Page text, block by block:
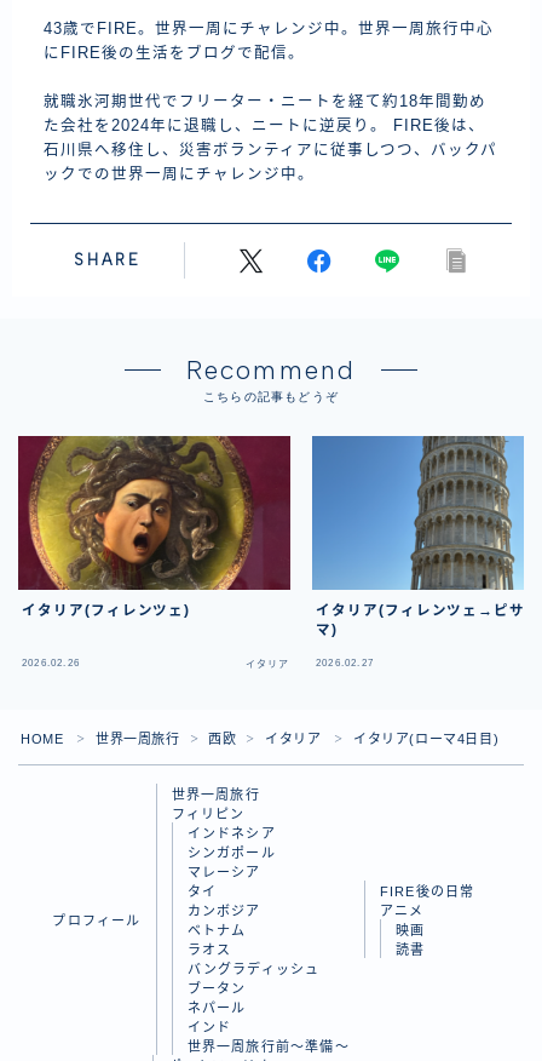
Follow Me
43歳でFIRE。世界一周にチャレンジ中。世界一周旅行中心
にFIRE後の生活をブログで配信。
就職氷河期世代でフリーター・ニートを経て約18年間勤め
た会社を2024年に退職し、ニートに逆戻り。 FIRE後は、
石川県へ移住し、災害ボランティアに従事しつつ、バックパ
ックでの世界一周にチャレンジ中。
SHARE
Recommend
こちらの記事もどうぞ
イタリア(フィレンツェ)
2026.02.26 イタリア
イタリア(フィレンツェ→ピサ→
マ)
2026.02.27
HOME ＞ 世界一周旅行 ＞ 西欧 ＞ イタリア ＞ イタリア(ローマ4日目)
プロフィール
世界一周旅行
フィリピン
インドネシア
シンガポール
マレーシア
タイ
カンボジア
ベトナム
ラオス
バングラディッシュ
ブータン
ネパール
インド
世界一周旅行前～準備～
FIRE後の日常
アニメ
映画
読書